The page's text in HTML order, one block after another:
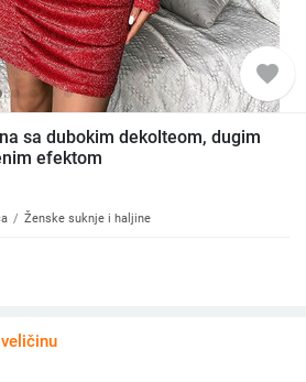
favorite
sa dubokim dekolteom, dugim
efektom
Ženske suknje i haljine